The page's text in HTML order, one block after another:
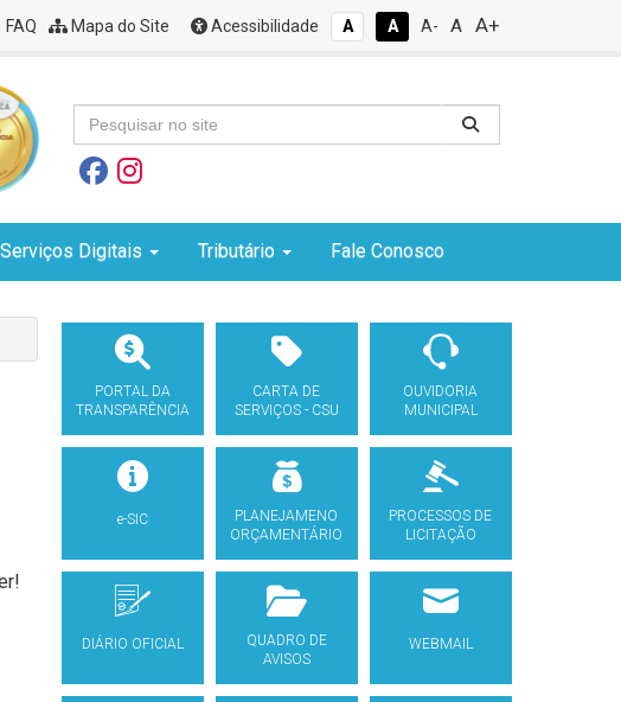
FAQ Mapa do Site Acessibilidade A A A- A A+
Serviços Digitais Tributário Fale Conosco
PORTAL DA
TRANSPARÊNCIA
CARTA DE
SERVIÇOS - CSU
OUVIDORIA
MUNICIPAL
e-SIC
PLANEJAMENO
ORÇAMENTÁRIO
PROCESSOS DE
LICITAÇÃO
DIÁRIO OFICIAL
QUADRO DE
AVISOS
WEBMAIL